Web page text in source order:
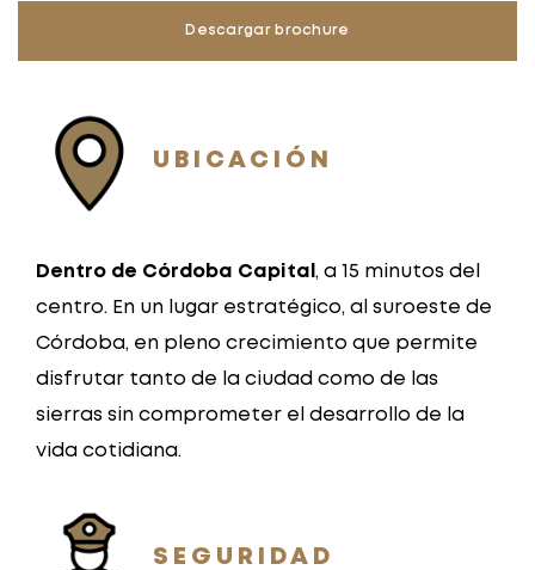
Descargar brochure
UBICACIÓN
Dentro de Córdoba Capital , a 15 minutos del
centro. En un lugar estratégico, al suroeste de
Córdoba, en pleno crecimiento que permite
disfrutar tanto de la ciudad como de las
sierras sin comprometer el desarrollo de la
vida cotidiana.
SEGURIDAD